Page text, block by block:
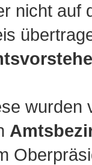
nicht auf
wurden